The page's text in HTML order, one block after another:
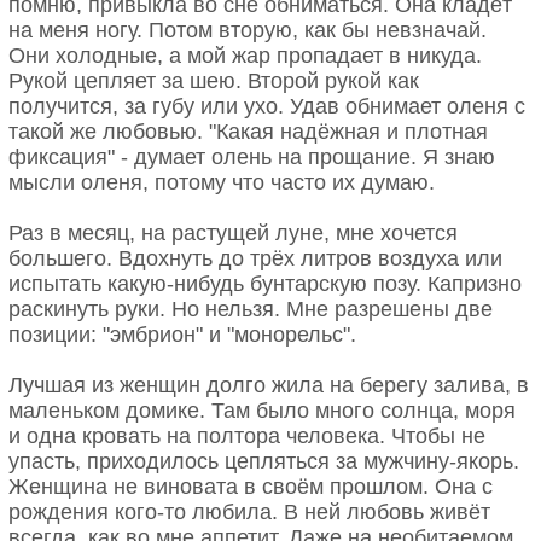
Разгадке жизни равносилен.
Весною слышен шорох снов
И шелест новостей и истин.
Ты из семьи таких основ.
Твой смысл, как воздух, бескорыстен.
Легко проснуться и прозреть,
Словесный сор из сердца вытрясть
И жить, не засоряясь впредь,
Борис Пастернак
Наслаждаясь каждым глотком.
Из "Кофейной книги".
Макса Фрая.
помню, привыкла во сне обниматься. Она кладёт
на меня ногу. Потом вторую, как бы невзначай.
Они холодные, а мой жар пропадает в никуда.
Рукой цепляет за шею. Второй рукой как
получится, за губу или ухо. Удав обнимает оленя с
такой же любовью. "Какая надёжная и плотная
фиксация" - думает олень на прощание. Я знаю
мысли оленя, потому что часто их думаю.
Раз в месяц, на растущей луне, мне хочется
большего. Вдохнуть до трёх литров воздуха или
испытать какую-нибудь бунтарскую позу. Капризно
раскинуть руки. Но нельзя. Мне разрешены две
позиции: "эмбрион" и "монорельс".
Лучшая из женщин долго жила на берегу залива, в
маленьком домике. Там было много солнца, моря
и одна кровать на полтора человека. Чтобы не
упасть, приходилось цепляться за мужчину-якорь.
Женщина не виновата в своём прошлом. Она с
рождения кого-то любила. В ней любовь живёт